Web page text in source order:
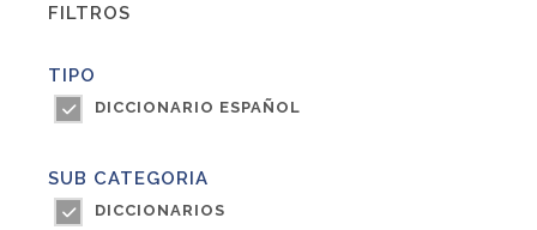
FILTROS
TIPO
DICCIONARIO ESPAÑOL
SUB CATEGORIA
DICCIONARIOS